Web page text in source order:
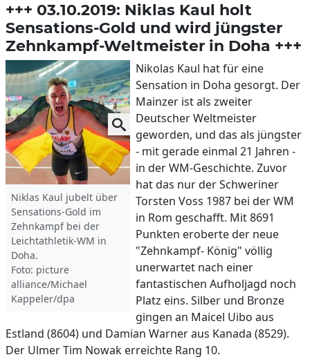
+++ 03.10.2019: Niklas Kaul holt
Sensations-Gold und wird jüngster
Zehnkampf-Weltmeister in Doha +++
Niklas Kaul jubelt über
Sensations-Gold im
Zehnkampf bei der
Leichtathletik-WM in
Doha.
Foto: picture
alliance/Michael
Kappeler/dpa
Nikolas Kaul hat für eine
Sensation in Doha gesorgt. Der
Mainzer ist als zweiter
Deutscher Weltmeister
geworden, und das als jüngster
- mit gerade einmal 21 Jahren -
in der WM-Geschichte. Zuvor
hat das nur der Schweriner
Torsten Voss 1987 bei der WM
in Rom geschafft. Mit 8691
Punkten eroberte der neue
"Zehnkampf- König" völlig
unerwartet nach einer
fantastischen Aufholjagd noch
Platz eins. Silber und Bronze
gingen an Maicel Uibo aus
Estland (8604) und Damian Warner aus Kanada (8529).
Der Ulmer Tim Nowak erreichte Rang 10.